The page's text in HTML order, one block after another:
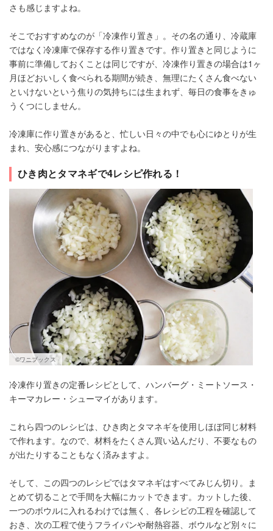
さも感じますよね。
そこでおすすめなのが「冷凍作り置き」。その名の通り、冷蔵庫
ではなく冷凍庫で保存する作り置きです。作り置きと同じように
事前に準備しておくことは同じですが、冷凍作り置きの場合は1ヶ
月ほどおいしく食べられる期間が続き、無理にたくさん食べない
といけないという焦りの気持ちには生まれず、毎日の食事をきゅ
うくつにしません。
冷凍庫に作り置きがあると、忙しい日々の中でも心にゆとりが生
まれ、安心感につながりますよね。
ひき肉とタマネギで4レシピ作れる！
©ワニブックス
冷凍作り置きの定番レシピとして、ハンバーグ・ミートソース・
キーマカレー・シューマイがあります。
これら四つのレシピは、ひき肉とタマネギを使用しほぼ同じ材料
で作れます。なので、材料をたくさん買い込んだり、不要なもの
が出たりすることもなく済みますよ。
そして、この四つのレシピではタマネギはすべてみじん切り。ま
とめて切ることで手間を大幅にカットできます。カットした後、
一つのボウルに入れるわけでは無く、各レシピの工程を確認して
おき、次の工程で使うフライパンや耐熱容器、ボウルなど別々に